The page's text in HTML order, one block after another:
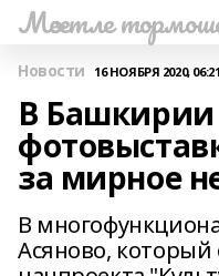
Мәсетле
Новости 16 НОЯБРЯ 2020, 06:21
В Башкирии
за мирное
В
Асяново, который